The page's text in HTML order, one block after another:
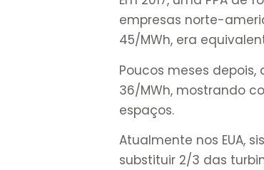
empresas norte-
45/MWh, era
Poucos meses depois,
36/MWh, mostrando
espaços.
Atualmente nos EUA,
substituir 2/3 das